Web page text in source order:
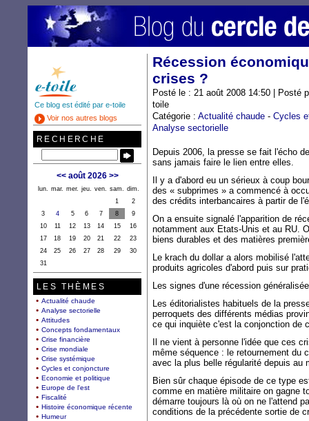
Récession
crises ?
Posté le : 21 août 2008 14:50 | Posté
toile
Catégorie : Actualité chaude - Cycles
Analyse sectorielle
Depuis 2006, la presse se fait l'écho
sans jamais faire le lien entre elles.
Il y a d'abord eu un sérieux à coup
des « subprimes » a commencé à
des crédits interbancaires à partir de
On a ensuite signalé l'apparition de
notamment aux Etats-Unis et au RU.
biens durables et des matières
Le krach du dollar a alors mobilisé
produits agricoles d'abord puis sur
Les signes d'une récession
Les éditorialistes habituels de la
perroquets des différents médias
ce qui inquiète c'est la conjonction de
Il ne vient à personne l'idée que ces
même séquence : le retournement du
avec la plus belle régularité depuis au
Bien sûr chaque épisode de ce type
comme en matière militaire on gagne
démarre toujours là où on ne l'attend
conditions de la précédente sortie de
Ce blog est édité par e-toile
Voir nos autres blogs
RECHERCHE
<< août 2026 >>
lun. mar. mer. jeu. ven. sam.
dim.
1
2
3
4 5 6 7 8
9
10
11 12 13 14 15
16
17
18 19 20 21 22
23
24
25 26 27 28 29
30
31
LES THÈMES
Actualité chaude
Analyse sectorielle
Attitudes
Concepts fondamentaux
Crise financière
Crise mondiale
Crise systémique
Cycles et conjoncture
Economie et politique
Europe de l'est
Fiscalité
Histoire économique récente
Humeur